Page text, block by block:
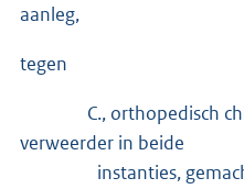
aanleg,
tegen
C., orthopedisch
verweerder in beide
instanties,